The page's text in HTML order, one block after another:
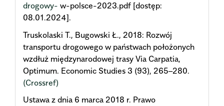
drogowy- w-polsce-2023.pdf [dostęp:
08.01.2024].
Truskolaski T., Bugowski Ł., 2018: Rozwój
transportu drogowego w państwach położonych
wzdłuż międzynarodowej trasy Via Carpatia,
Optimum. Economic Studies 3 (93), 265–280.
(Crossref)
Ustawa z dnia 6 marca 2018 r. Prawo